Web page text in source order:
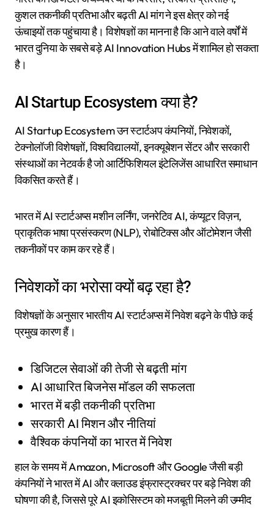
कुशल तकनीकी प्रतिभा और बढ़ती AI मांग ने इस क्षेत्र को नई
ऊंचाइयों तक पहुंचाया है। विशेषज्ञों का मानना है कि आने वाले वर्षों में
भारत दुनिया के सबसे बड़े AI Innovation Hubs में शामिल हो सकता
है।
AI Startup Ecosystem क्या है?
AI Startup Ecosystem उन स्टार्टअप कंपनियों, निवेशकों,
टेक्नोलॉजी विशेषज्ञों, विश्वविद्यालयों, इनक्यूबेशन सेंटर और सरकारी
संस्थाओं का नेटवर्क है जो आर्टिफिशियल इंटेलिजेंस आधारित समाधान
विकसित करते हैं।
भारत में AI स्टार्टअप्स मशीन लर्निंग, जनरेटिव AI, कंप्यूटर विज़न,
प्राकृतिक भाषा प्रसंस्करण (NLP), रोबोटिक्स और ऑटोमेशन जैसी
तकनीकों पर काम कर रहे हैं।
निवेशकों का भरोसा क्यों बढ़ रहा है?
विशेषज्ञों के अनुसार भारतीय AI स्टार्टअप्स में निवेश बढ़ने के पीछे कई
प्रमुख कारण हैं।
डिजिटल सेवाओं की तेजी से बढ़ती मांग
AI आधारित बिजनेस मॉडल की सफलता
भारत में बड़ी तकनीकी प्रतिभा
सरकारी AI मिशन और नीतियां
वैश्विक कंपनियों का भारत में निवेश
हाल के समय में Amazon, Microsoft और Google जैसी बड़ी
कंपनियों ने भारत में AI और क्लाउड इंफ्रास्ट्रक्चर पर बड़े निवेश की
घोषणा की है, जिससे पूरे AI इकोसिस्टम को मजबूती मिलने की उम्मीद